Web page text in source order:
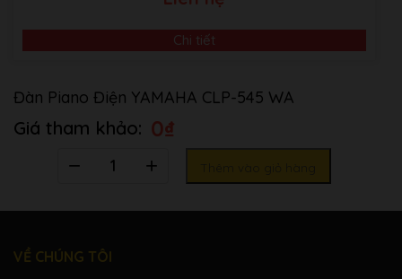
Chi tiết
Đàn Piano Điện YAMAHA CLP-545 WA
0₫
VỀ CHÚNG TÔI